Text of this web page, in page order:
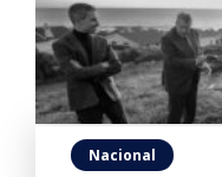
Nacional